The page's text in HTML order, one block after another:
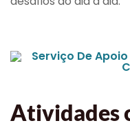
Atividades